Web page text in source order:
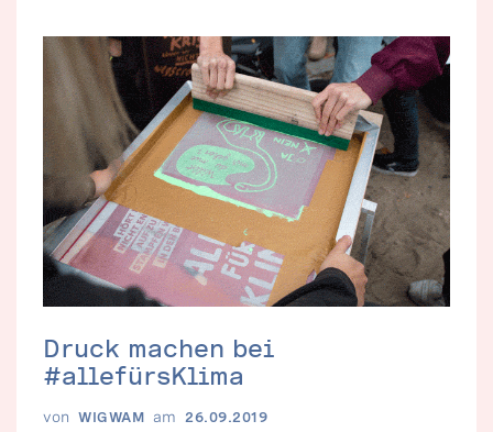
Druck machen bei
#allefürsKlima
von WIGWAM am 26.09.2019